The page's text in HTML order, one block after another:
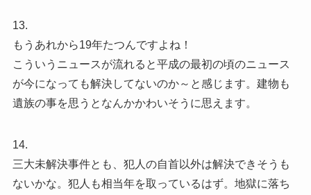
13.
もうあれから19年たつんですよね！
こういうニュースが流れると平成の最初の頃のニュース
が今になっても解決してないのか～と感じます。建物も
遺族の事を思うとなんかかわいそうに思えます。
14.
三大未解決事件とも、犯人の自首以外は解決できそうも
ないかな。犯人も相当年を取っているはず。地獄に落ち